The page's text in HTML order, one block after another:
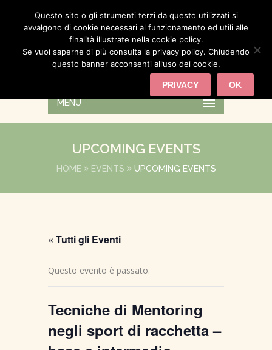
MENU
UPCOMING EVENTS
HOME EVENTS UPCOMING EVENTS
« Tutti gli Eventi
Questo evento è passato.
Tecniche di Mentoring
negli sport di racchetta –
Questo sito o gli strumenti terzi da questo utilizzati si
avvalgono di cookie necessari al funzionamento ed utili alle
finalità illustrate nella cookie policy.
Se vuoi saperne di più consulta la privacy policy. Chiudendo
questo banner acconsenti all’uso dei cookie.
OK
PRIVACY